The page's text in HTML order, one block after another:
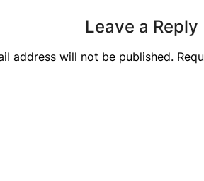
Leave a Reply
address will not be published.